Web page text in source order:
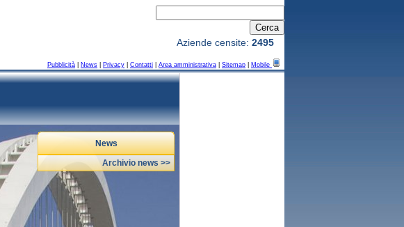
Pubblicità News Privacy Contatti Area amministrativa Sitemap Mobile
Aziende censite: 2495
News
Archivio news >>